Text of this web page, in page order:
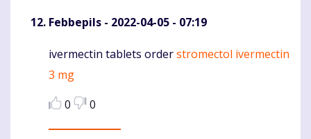
Febbepils - 2022-04-05 - 07:19
Komentaras
ivermectin tablets orderstromectol ivermectin
3 mg
0
0